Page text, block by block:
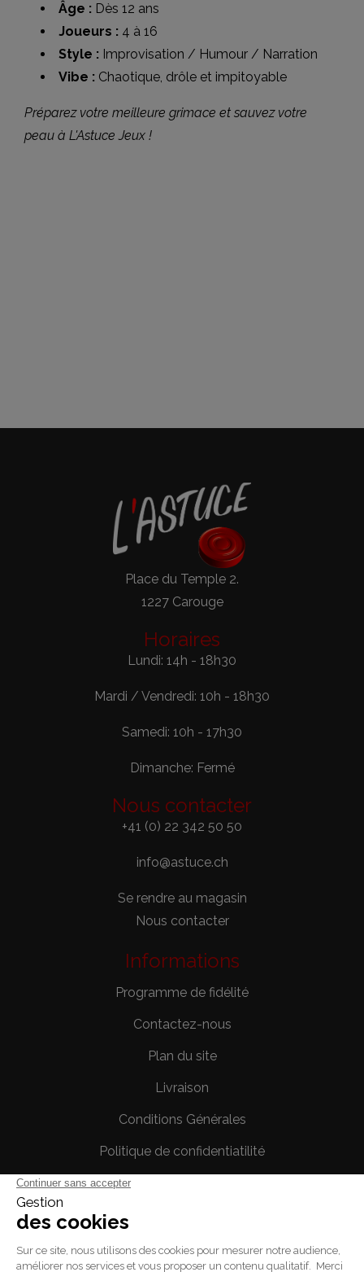
Âge : Dès 12 ans
Joueurs : 4 à 16
Style : Improvisation / Humour / Narration
Vibe : Chaotique, drôle et impitoyable
Préparez votre meilleure grimace et sauvez votre
peau à L'Astuce Jeux !
Place du Temple 2.
1227 Carouge
Horaires
Lundi: 14h - 18h30
Mardi / Vendredi: 10h - 18h30
Samedi: 10h - 17h30
Dimanche: Fermé
Nous contacter
+41 (0) 22 342 50 50
info@astuce.ch
Se rendre au magasin
Nous contacter
Informations
Programme de fidélité
Contactez-nous
Plan du site
Livraison
Conditions Générales
Politique de confidentiatilité
Votre compte
Informations personnelles